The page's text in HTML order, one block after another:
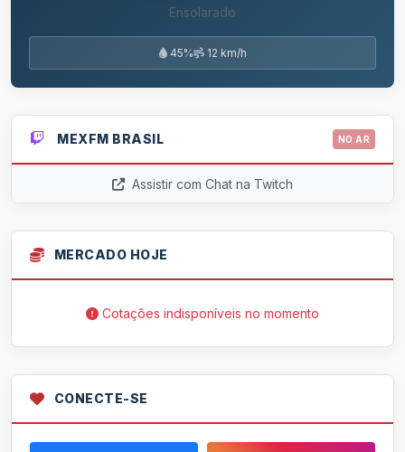
Ensolarado
45% 12 km/h
MEXFM BRASIL NO AR
Assistir com Chat na Twitch
MERCADO HOJE
Cotações indisponíveis no momento
CONECTE-SE